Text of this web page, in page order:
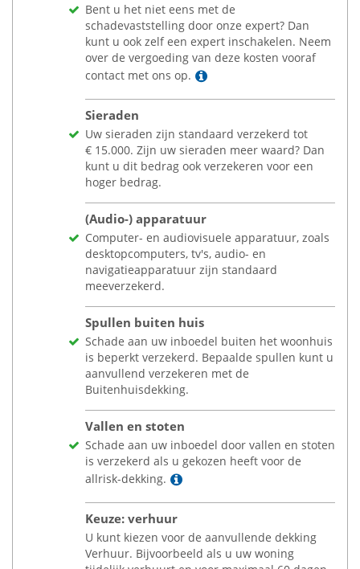
Bent u het niet eens met de
schadevaststelling door onze expert? Dan
kunt u ook zelf een expert inschakelen. Neem
over de vergoeding van deze kosten vooraf
contact met ons op.
Lees meer
Sieraden
Uw sieraden zijn standaard verzekerd tot
€ 15.000. Zijn uw sieraden meer waard? Dan
kunt u dit bedrag ook verzekeren voor een
hoger bedrag.
(Audio-) apparatuur
Computer- en audiovisuele apparatuur, zoals
desktopcomputers, tv's, audio- en
navigatieapparatuur zijn standaard
meeverzekerd.
Spullen buiten huis
Schade aan uw inboedel buiten het woonhuis
is beperkt verzekerd. Bepaalde spullen kunt u
aanvullend verzekeren met de
Buitenhuisdekking.
Vallen en stoten
Schade aan uw inboedel door vallen en stoten
is verzekerd als u gekozen heeft voor de
allrisk-dekking.
Lees meer
Keuze: verhuur
U kunt kiezen voor de aanvullende dekking
Verhuur. Bijvoorbeeld als u uw woning